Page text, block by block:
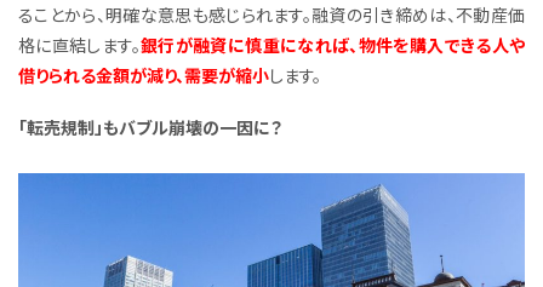
ることから、明確な意思も感じられます。融資の引き締めは、不動産価
格に直結します。銀行が融資に慎重になれば、物件を購入できる人や
借りられる金額が減り、需要が縮小します。
「転売規制」もバブル崩壊の一因に？